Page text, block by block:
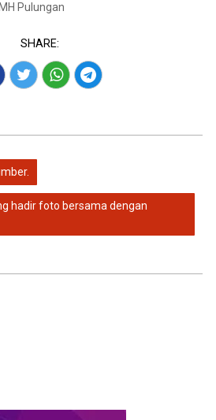
Pulungan
SHARE:
hadir foto bersama dengan